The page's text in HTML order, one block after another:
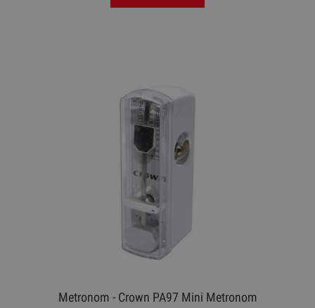
Metronom - Crown PA97 Mini Metronom